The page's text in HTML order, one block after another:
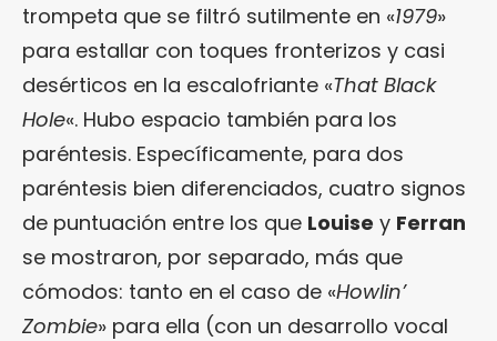
trompeta que se filtró sutilmente en «1979»
para estallar con toques fronterizos y casi
desérticos en la escalofriante «That Black
Hole«. Hubo espacio también para los
paréntesis. Específicamente, para dos
paréntesis bien diferenciados, cuatro signos
de puntuación entre los que Louise y Ferran
se mostraron, por separado, más que
cómodos: tanto en el caso de «Howlin’
Zombie» para ella (con un desarrollo vocal